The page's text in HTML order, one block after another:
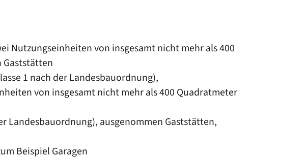
Nutzungseinheiten von insgesamt nicht mehr als 400
Gaststätten
1 nach der Landesbauordnung),
von insgesamt nicht mehr als 400 Quadratmeter
Landesbauordnung), ausgenommen Gaststätten,
Beispiel Garagen